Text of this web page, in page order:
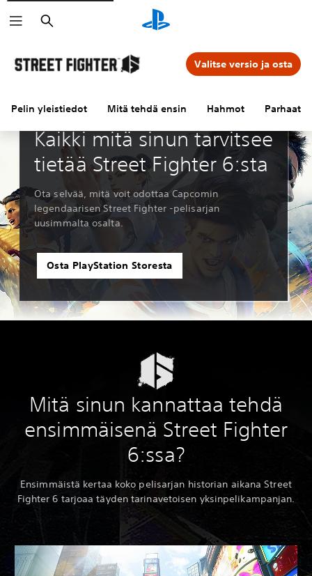
Haku
Pelin yleistiedot Mitä tehdä ensin Hahmot Parhaat
Valitse versio ja osta
Oppaat ja artikkelit
Kaikki mitä sinun tarvitsee
tietää Street Fighter 6:sta
Ota selvää, mitä voit odottaa Capcomin
legendaarisen Street Fighter -pelisarjan
uusimmalta osalta.
Osta PlayStation Storesta
Mitä sinun kannattaa tehdä
ensimmäisenä Street Fighter
6:ssa?
Ensimmäistä kertaa koko pelisarjan historian aikana Street
Fighter 6 tarjoaa täyden tarinavetoisen yksinpelikampanjan.